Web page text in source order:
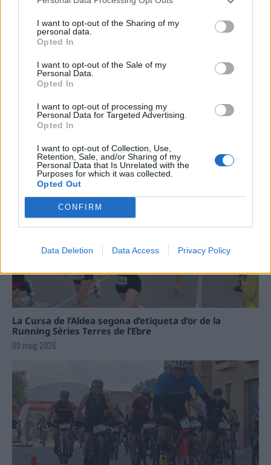
I want to opt-out of the Sharing of my
personal data.
Opted In
I want to opt-out of the Sale of my
Personal Data.
Opted In
I want to opt-out of processing my
Personal Data for Targeted Advertising.
Opted In
I want to opt-out of Collection, Use,
Retention, Sale, and/or Sharing of my
Personal Data that Is Unrelated with the
Purposes for which it was collected.
Opted Out
CONFIRM
Data Deletion Data Access Privacy Policy
31 de juliol de 2026
31 de juliol de 2026
Carrega més
La Cursa de l’Aldea segona d’etiqueta d’or de la
Running Sèries Terres de l’Ebre
09 maig 2026